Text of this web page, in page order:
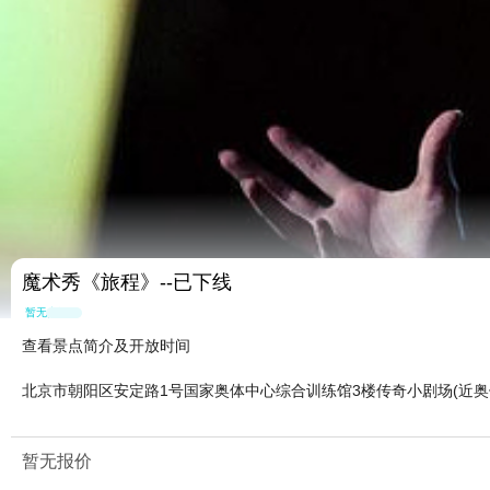
魔术秀《旅程》--已下线
暂无点评
查看景点简介及开放时间
北京市朝阳区安定路1号国家奥体中心综合训练馆3楼传奇小剧场(近
暂无报价